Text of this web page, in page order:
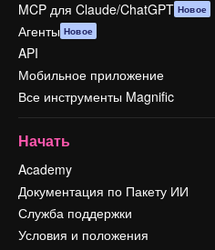
MCP для Claude/ChatGPT Новое
Агенты Новое
API
Мобильное приложение
Все инструменты Magnific
Начать
Academy
Документация по Пакету ИИ
Служба поддержки
Условия и положения